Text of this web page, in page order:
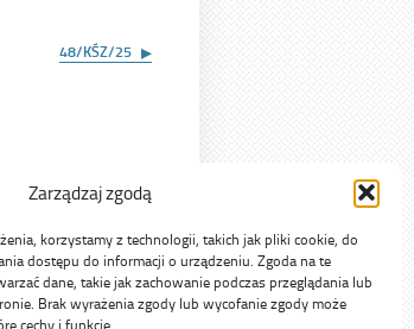
Zarządzaj zgodą
korzystamy z technologii, takich jak pliki cookie, do
dostępu do informacji o urządzeniu. Zgoda na te
dane, takie jak zachowanie podczas przeglądania lub
Brak wyrażenia zgody lub wycofanie zgody może
cechy i funkcje.
48/KŚZ/25